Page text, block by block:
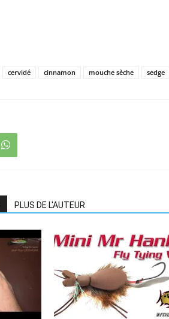
cervidé cinnamon mouche sèche sedge
PLUS DE L'AUTEUR